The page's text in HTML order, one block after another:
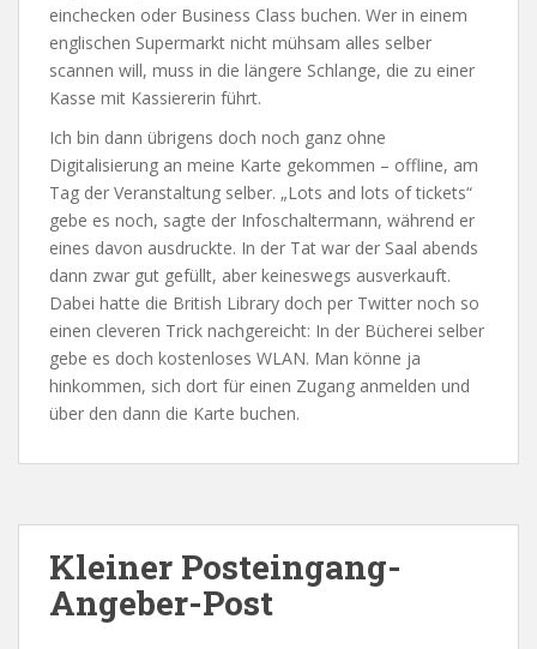
einchecken oder Business Class buchen. Wer in einem
englischen Supermarkt nicht mühsam alles selber
scannen will, muss in die längere Schlange, die zu einer
Kasse mit Kassiererin führt.
Ich bin dann übrigens doch noch ganz ohne
Digitalisierung an meine Karte gekommen – offline, am
Tag der Veranstaltung selber. „Lots and lots of tickets“
gebe es noch, sagte der Infoschaltermann, während er
eines davon ausdruckte. In der Tat war der Saal abends
dann zwar gut gefüllt, aber keineswegs ausverkauft.
Dabei hatte die British Library doch per Twitter noch so
einen cleveren Trick nachgereicht: In der Bücherei selber
gebe es doch kostenloses WLAN. Man könne ja
hinkommen, sich dort für einen Zugang anmelden und
über den dann die Karte buchen.
Kleiner Posteingang-
Angeber-Post